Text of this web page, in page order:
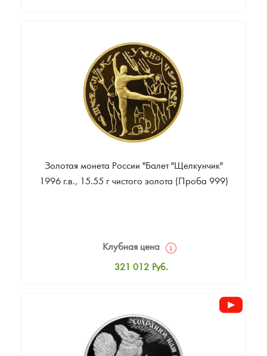
Цена выкупа
Звоните
Золотая монета России "Балет "Щелкунчик"
1996 г.в., 15.55 г чистого золота (Проба 999)
Клубная цена
321 012 Руб.
Цена выкупа
Звоните